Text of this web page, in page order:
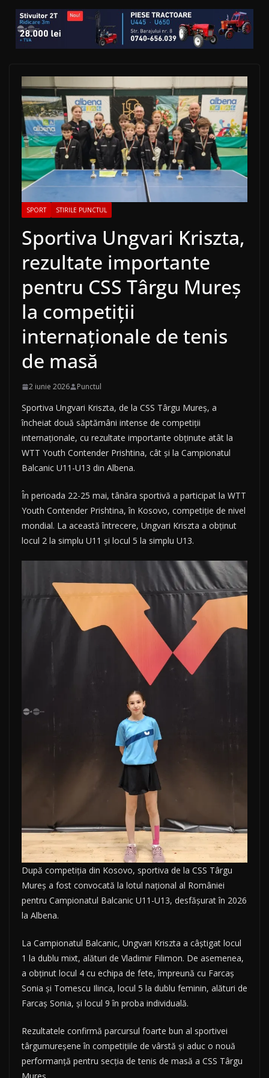
SPORT STIRILE PUNCTUL
Sportiva Ungvari Kriszta,
rezultate importante
pentru CSS Târgu Mureș
la competiții
internaționale de tenis
de masă
2 iunie 2026 Punctul
Sportiva Ungvari Kriszta, de la CSS Târgu Mureș, a
încheiat două săptămâni intense de competiții
internaționale, cu rezultate importante obținute atât la
WTT Youth Contender Prishtina, cât și la Campionatul
Balcanic U11-U13 din Albena.
În perioada 22-25 mai, tânăra sportivă a participat la WTT
Youth Contender Prishtina, în Kosovo, competiție de nivel
mondial. La această întrecere, Ungvari Kriszta a obținut
locul 2 la simplu U11 și locul 5 la simplu U13.
După competiția din Kosovo, sportiva de la CSS Târgu
Mureș a fost convocată la lotul național al României
pentru Campionatul Balcanic U11-U13, desfășurat în 2026
la Albena.
La Campionatul Balcanic, Ungvari Kriszta a câștigat locul
1 la dublu mixt, alături de Vladimir Filimon. De asemenea,
a obținut locul 4 cu echipa de fete, împreună cu Farcaș
Sonia și Tomescu Ilinca, locul 5 la dublu feminin, alături de
Farcaș Sonia, și locul 9 în proba individuală.
Rezultatele confirmă parcursul foarte bun al sportivei
târgumureșene în competițiile de vârstă și aduc o nouă
performanță pentru secția de tenis de masă a CSS Târgu
Mureș.